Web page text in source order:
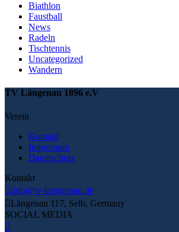
Biathlon
Faustball
News
Radeln
Tischtennis
Uncategorized
Wandern
TV Längenau 1896 e.V
Verein
Kontakt
Impressum
Datenschutz
Kontakt
info@tv-laengenau.de
Längenau 117, Selb, Germany
SOCIAL MEDIA